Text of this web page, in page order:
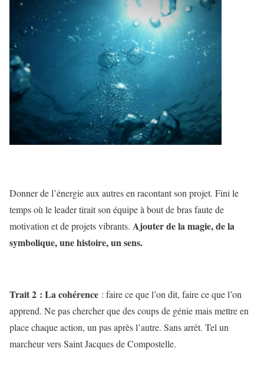
Donner de l’énergie aux autres en racontant son projet. Fini le
temps où le leader tirait son équipe à bout de bras faute de
motivation et de projets vibrants. Ajouter de la magie, de la
symbolique, une histoire, un sens.
Trait 2 : La cohérence : faire ce que l’on dit, faire ce que l’on
apprend. Ne pas chercher que des coups de génie mais mettre en
place chaque action, un pas après l’autre. Sans arrêt. Tel un
marcheur vers Saint Jacques de Compostelle.